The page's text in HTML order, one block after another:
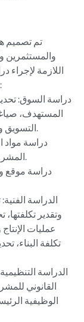
تم تصميم
والمستثمرين
اللازمة لإجراء
المستهدف،
التسويق
وتقدير
عمليات
تكلفة البناء،
القانوني
الوظيفية